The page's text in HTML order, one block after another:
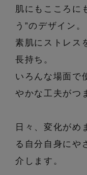
【限定】ここで
【ペプラム】ト
『ELLE』最新号
ワンピース・チ
パンツ
スカート
ニット
パンプス
スニーカー
フラットシュー
カゴバッグ
ショルダーバッグ
ハンドバッグ
財布・小物
ボディバッグ・
ストール・マフ
帽子・イヤーマフ
ヘアアクセサリ
スマートフォ
アイウェア
すべてのアクセ
ピアス・イヤリ
ネックレス
バングル・ブレ
ランジェリー
すべてのランジ
ランジェリー
スポーツ
シューズ
CONTENTS
よくあるご質問
肌にもこころに
う”のデザイン。
素肌にストレス
長持ち。
いろんな場面で
やかな工夫がつ
日々、変化がめ
る自分自身にや
介します。